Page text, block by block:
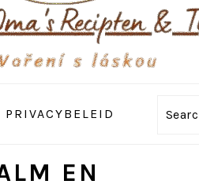
PRIVACYBELEID
EN